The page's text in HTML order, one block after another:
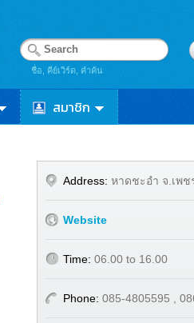
ชื่อ, คีย์เวิร์ด, คำค้น
สมาชิก
Address: หาดชะอำ จ.เพช
Website
Time: 06.00 to 16.00
Phone: 085-4805595 ,